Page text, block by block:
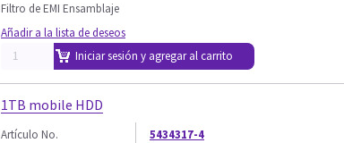
Filtro de EMI Ensamblaje
Añadir a la lista de deseos
Iniciar sesión y agregar al carrito
1TB mobile HDD
Artículo No.
5434317-4